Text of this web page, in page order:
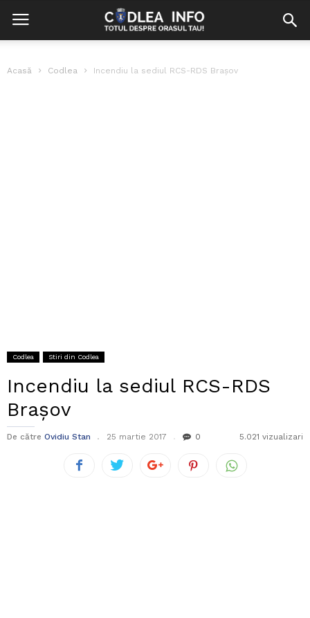
Acasă Codlea Incendiu la sediul RCS-RDS Brașov
Codlea Stiri din Codlea
Incendiu la sediul RCS-RDS
Brașov
De către Ovidiu Stan 25 martie 2017 0 5.021 vizualizari